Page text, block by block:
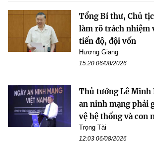
Tổng Bí thư, Chủ
làm rõ trách nhiệm
tiến độ, đội vốn
Hương Giang
15:20 06/08/2026
Thủ tướng Lê Minh
an ninh mạng phải
vệ hệ thống và con
Trọng Tài
12:03 06/08/2026